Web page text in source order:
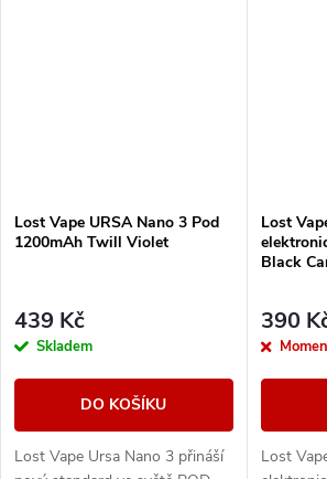
Lost Vape URSA Nano 3 Pod
1200mAh Twill Violet
439 Kč
Skladem
DO KOŠÍKU
Lost Vape Ursa Nano 3 přináší
Lost
Black
390
Lost